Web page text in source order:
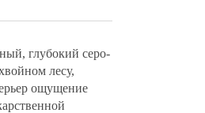
глубокий серо-
лесу,
ощущение